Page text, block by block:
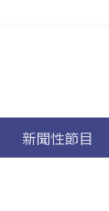
新聞性節目